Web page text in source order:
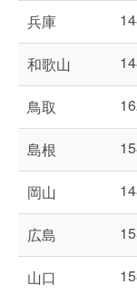
兵庫
和歌山
鳥取
島根
岡山
広島
山口